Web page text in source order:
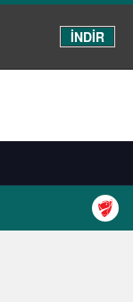
İNDİR